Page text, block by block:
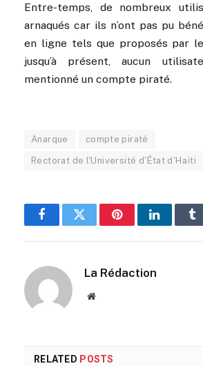
Entre-temps, de nombreux
arnaqués car ils n’ont pas pu
en ligne tels que proposés par
jusqu’à présent, aucun
mentionné un compte piraté.
Anarque compte piraté
Rectorat de l'Université d'État d'Haïti
FacebookTwitterPinterestLinkedIn
La Rédaction
Website
RELATED POSTS